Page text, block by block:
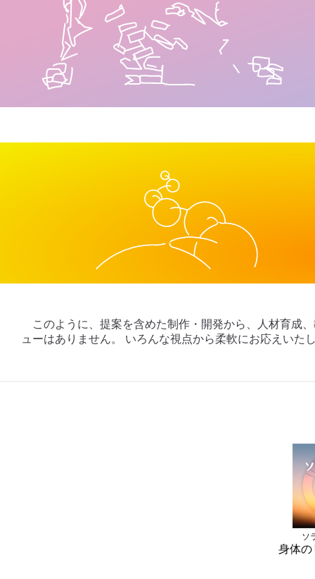
このように、提案を含めた制作・開発から、人材育成
ューはありません。 いろんな視点から柔軟にお応えいた
ソ
身体の